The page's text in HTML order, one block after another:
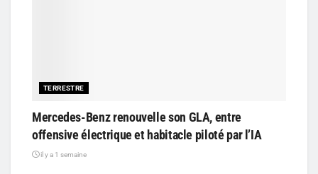
TERRESTRE
Mercedes-Benz renouvelle son GLA, entre
offensive électrique et habitacle piloté par l’IA
il y a 1 semaine